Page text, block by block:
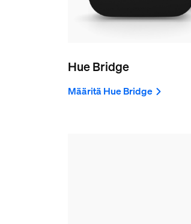
Hue Bridge
Määritä Hue Bridge